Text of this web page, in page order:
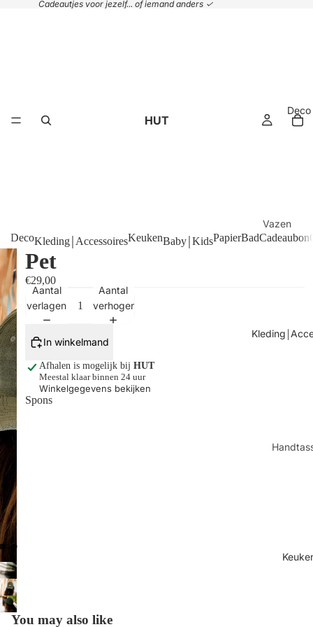
Cadeautjes voor jezelf... of iemand anders ✓
HUT
Deco
Vazen
Plaids &
Tafels
Kleding￨
Shop
DecoKleding￨AccessoiresKeukenBaby￨KidsPapierBadCadeaubon
Pet
€29,00
Aantal
verlagen
Aantal
verhogen
In winkelmand
Afhalen is mogelijk bij HUT
Meestal klaar binnen 24 uur
Winkelgegevens bekijken
Spons
You may also like